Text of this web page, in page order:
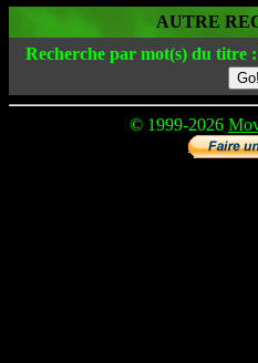
AUTRE
Recherche par mot(s) du titre :
© 1999-2026